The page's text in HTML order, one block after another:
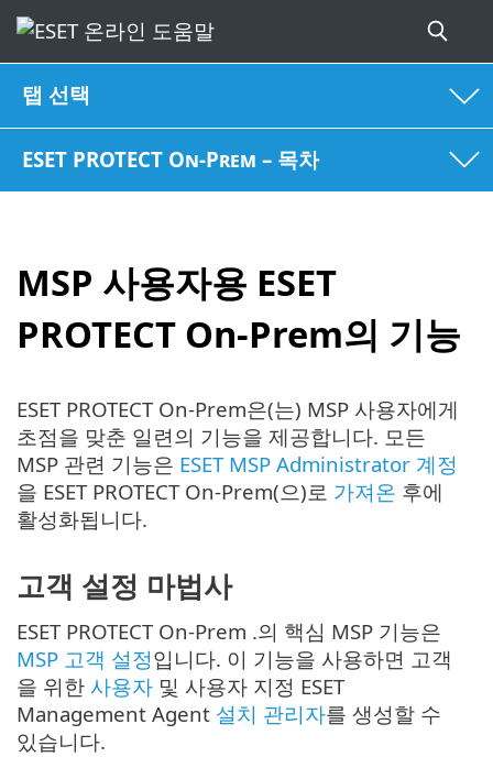
탭 선택
ESET PROTECT On-Prem – 목차
MSP 사용자용 ESET
PROTECT On-Prem의 기능
ESET PROTECT On-Prem은(는) MSP 사용자에게
초점을 맞춘 일련의 기능을 제공합니다. 모든
MSP 관련 기능은 ESET MSP Administrator 계정
을 ESET PROTECT On-Prem(으)로 가져온 후에
활성화됩니다.
고객 설정 마법사
ESET PROTECT On-Prem .의 핵심 MSP 기능은
MSP 고객 설정입니다. 이 기능을 사용하면 고객
을 위한 사용자 및 사용자 지정 ESET
Management Agent 설치 관리자를 생성할 수
있습니다.